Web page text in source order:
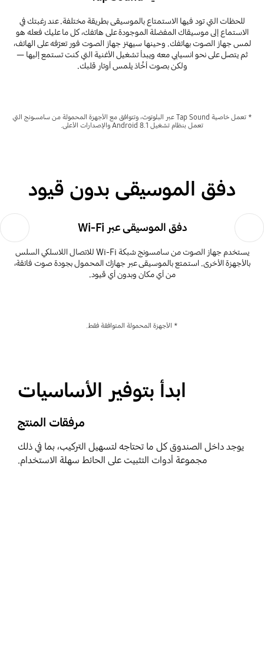
للحظات التي تود فيها الاستمتاع بالموسيقى بطريقة مختلفة. عند رغبتك في
الاستماع إلى موسيقاك المفضلة الموجودة على هاتفك، كل ما عليك فعله هو
لمس جهاز الصوت بهاتفك. وحينها سيهتز جهاز الصوت فور تعرّفه على الهاتف،
ثم يتصل على نحو انسيابي معه ويبدأ تشغيل الأغنية التي كنت تستمع إليها —
ولكن بصوت أخَّاذ يلمس أوتار قلبك.
* تعمل خاصية Tap Sound عبر البلوتوث، وتتوافق مع الأجهزة المحمولة من سامسونج التي
تعمل بنظام تشغيل Android 8.1 والإصدارات الأعلى.
دفق الموسيقى بدون قيود
دفق الموسيقى عبر Wi-Fi
يستخدم جهاز الصوت من سامسونج شبكة Wi-Fi للاتصال اللاسلكي السلس
بالأجهزة الأخرى. استمتع بالموسيقى عبر جهازك المحمول بجودة صوت فائقة،
من أي مكان وبدون أي قيود.
* الأجهزة المحمولة المتوافقة فقط.
ابدأ بتوفير الأساسيات
مرفقات المنتج
يوجد داخل الصندوق كل ما تحتاجه لتسهيل التركيب، بما في ذلك
مجموعة أدوات التثبيت على الحائط سهلة الاستخدام.